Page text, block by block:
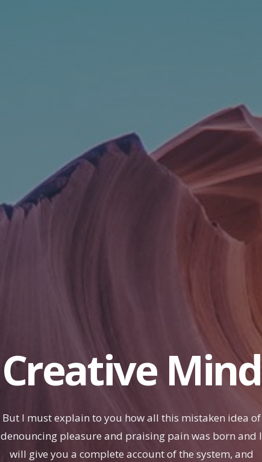
Creative Mind
But I must explain to you how all this mistaken idea of
denouncing pleasure and praising pain was born and I
will give you a complete account of the system, and